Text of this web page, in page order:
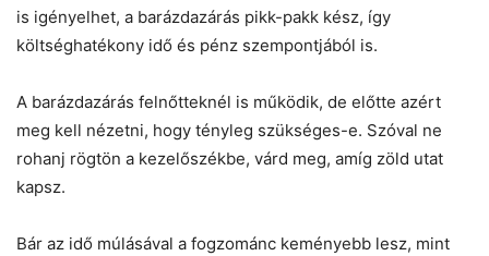
is igényelhet, a barázdazárás pikk-pakk kész, így
költséghatékony idő és pénz szempontjából is.
A barázdazárás felnőtteknél is működik, de előtte azért
meg kell nézetni, hogy tényleg szükséges-e. Szóval ne
rohanj rögtön a kezelőszékbe, várd meg, amíg zöld utat
kapsz.
Bár az idő múlásával a fogzománc keményebb lesz, mint